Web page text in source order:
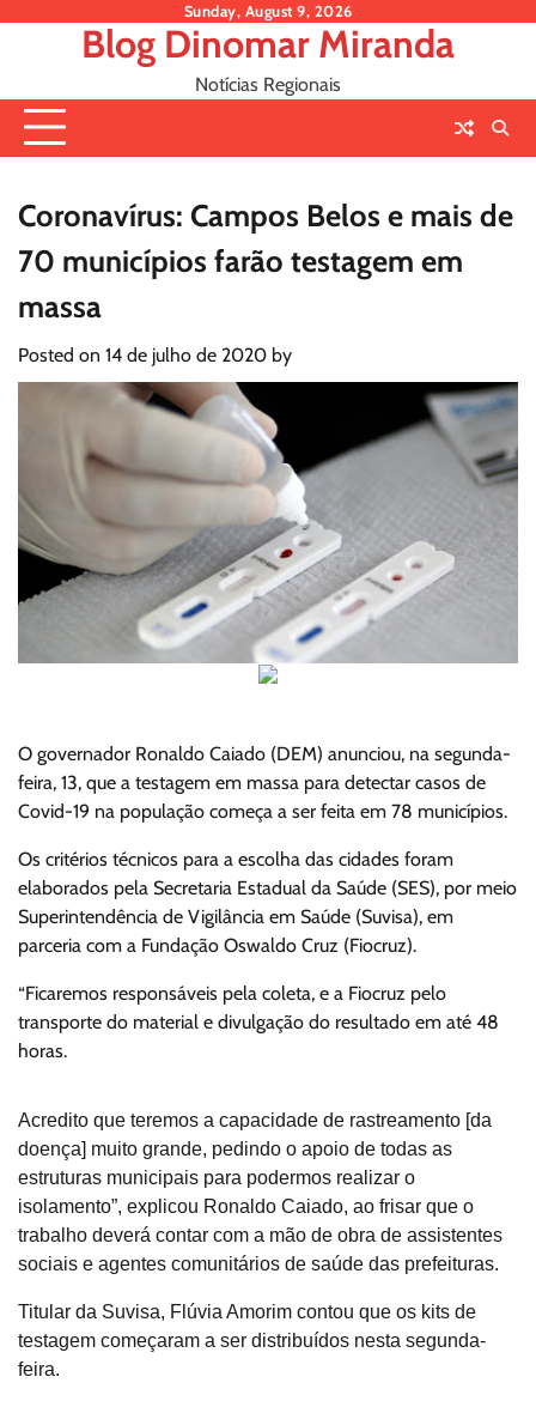
Sunday, August 9, 2026
Blog Dinomar Miranda
Notícias Regionais
Coronavírus: Campos Belos e mais de
70 municípios farão testagem em
massa
Posted on 14 de julho de 2020 by
O governador Ronaldo Caiado (DEM) anunciou, na segunda-
feira, 13, que a testagem em massa para detectar casos de
Covid-19 na população começa a ser feita em 78 municípios.
Os critérios técnicos para a escolha das cidades foram
elaborados pela Secretaria Estadual da Saúde (SES), por meio
Superintendência de Vigilância em Saúde (Suvisa), em
parceria com a Fundação Oswaldo Cruz (Fiocruz).
“Ficaremos responsáveis pela coleta, e a Fiocruz pelo
transporte do material e divulgação do resultado em até 48
horas.
Acredito que teremos a capacidade de rastreamento [da
doença] muito grande, pedindo o apoio de todas as
estruturas municipais para podermos realizar o
isolamento”, explicou Ronaldo Caiado, ao frisar que o
trabalho deverá contar com a mão de obra de assistentes
sociais e agentes comunitários de saúde das prefeituras.
Titular da Suvisa, Flúvia Amorim contou que os kits de
testagem começaram a ser distribuídos nesta segunda-
feira.